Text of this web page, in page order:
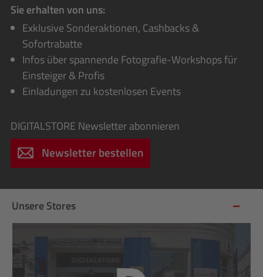
Sie erhalten von uns:
Exklusive Sonderaktionen, Cashbacks &
Sofortrabatte
Infos über spannende Fotografie-Workshops für
Einsteiger & Profis
Einladungen zu kostenlosen Events
DIGITALSTORE Newsletter abonnieren
Newsletter bestellen
Unsere Stores